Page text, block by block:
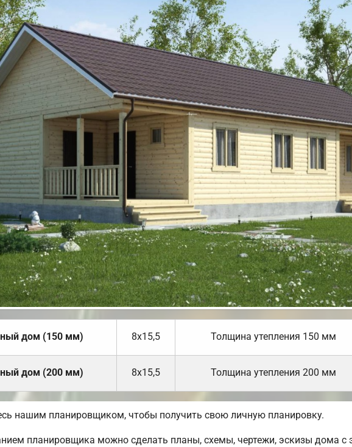
дом (150 мм) 8х15,5 Толщина утепления 150 мм
дом (200 мм) 8х15,5 Толщина утепления 200 мм
нашим планировщиком, чтобы получить свою личную планировку.
планировщика можно сделать планы, схемы, чертежи, эскизы дома с